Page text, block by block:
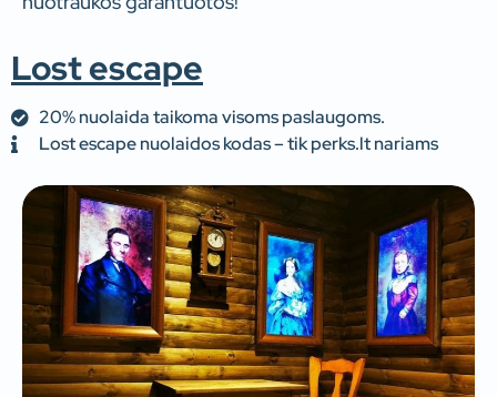
Lost escape
20% nuolaida taikoma visoms paslaugoms.
Lost escape nuolaidos kodas – tik perks.lt nariams